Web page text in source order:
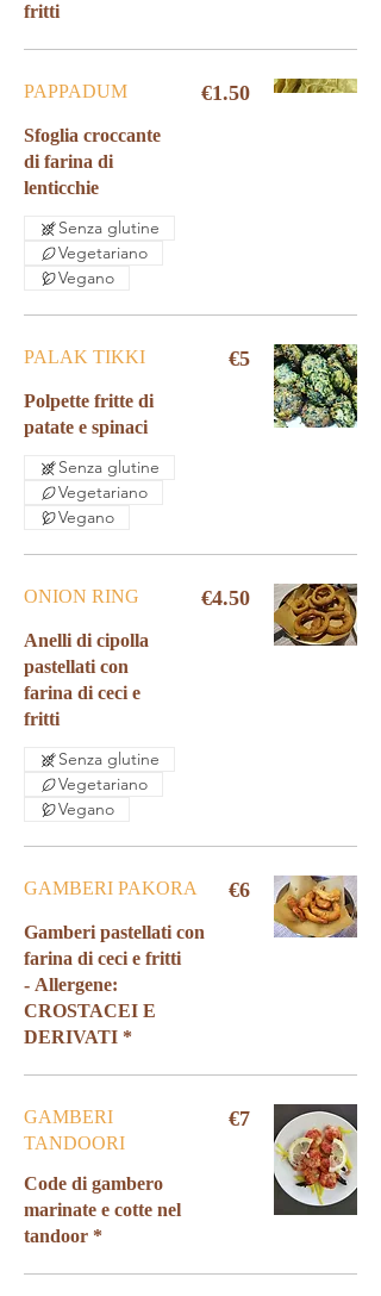
fritti
PAPPADUM
Sfoglia croccante
di farina di
lenticchie
€1.50
Senza glutine
Vegetariano
Vegano
PALAK TIKKI
Polpette fritte di
patate e spinaci
€5
Senza glutine
Vegetariano
Vegano
ONION RING
Anelli di cipolla
pastellati con
farina di ceci e
fritti
€4.50
Senza glutine
Vegetariano
Vegano
GAMBERI PAKORA
Gamberi pastellati con
farina di ceci e fritti
- Allergene:
CROSTACEI E
DERIVATI *
€6
GAMBERI
TANDOORI
Code di gambero
marinate e cotte nel
tandoor *
€7